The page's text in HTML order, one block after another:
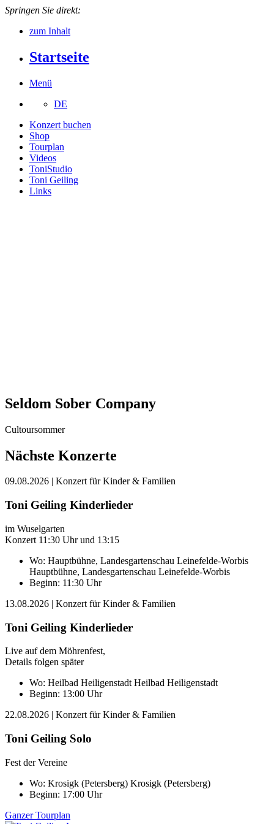
Springen Sie direkt:
zum Inhalt
Startseite
Menü
DE
Konzert buchen
Shop
Tourplan
Videos
ToniStudio
Toni Geiling
Links
Seldom Sober Company
Cultoursommer
Nächste Konzerte
09.08.2026 | Konzert für Kinder & Familien
Toni Geiling Kinderlieder
im Wuselgarten
Konzert 11:30 Uhr und 13:15
Wo: Hauptbühne, Landesgartenschau Leinefelde-Worbis
Hauptbühne, Landesgartenschau Leinefelde-Worbis
Beginn: 11:30 Uhr
13.08.2026 | Konzert für Kinder & Familien
Toni Geiling Kinderlieder
Live auf dem Möhrenfest,
Details folgen später
Wo: Heilbad Heiligenstadt Heilbad Heiligenstadt
Beginn: 13:00 Uhr
22.08.2026 | Konzert für Kinder & Familien
Toni Geiling Solo
Fest der Vereine
Wo: Krosigk (Petersberg) Krosigk (Petersberg)
Beginn: 17:00 Uhr
Ganzer Tourplan